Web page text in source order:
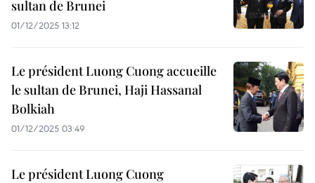
sultan de Brunei
01/12/2025 13:12
Le président Luong Cuong accueille
le sultan de Brunei, Haji Hassanal
Bolkiah
01/12/2025 03:49
Le président Luong Cuong